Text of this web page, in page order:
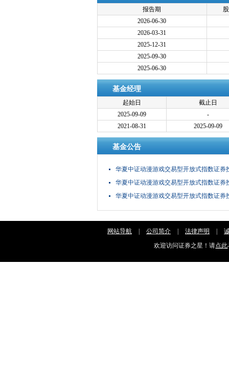
报告期
2026-06-30
2026-03-31
2025-12-31
2025-09-30
2025-06-30
基金经理
起始日
截止日
2025-09-09
-
2021-08-31
2025-09-09
基金公告
华夏中证动漫游戏交易型开放式指数证券
华夏中证动漫游戏交易型开放式指数证
华夏中证动漫游戏交易型开放式指数证
网站导航 公司简介 法律声明
欢迎访问证券之星！请点此